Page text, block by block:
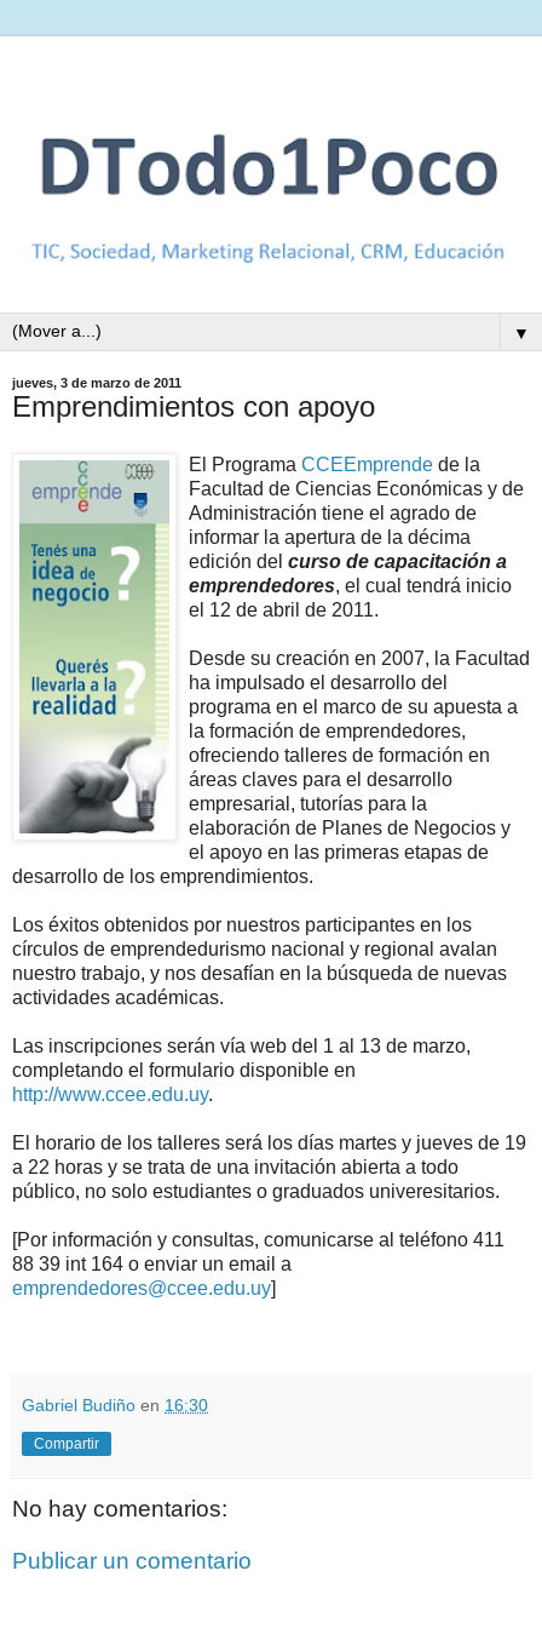
▼
jueves, 3 de marzo de 2011
Emprendimientos con apoyo
El Programa CCEEmprende de la
Facultad de Ciencias Económicas y de
Administración tiene el agrado de
informar la apertura de la décima
edición del curso de capacitación a
emprendedores, el cual tendrá inicio
el 12 de abril de 2011.
Desde su creación en 2007, la Facultad
ha impulsado el desarrollo del
programa en el marco de su apuesta a
la formación de emprendedores,
ofreciendo talleres de formación en
áreas claves para el desarrollo
empresarial, tutorías para la
elaboración de Planes de Negocios y
el apoyo en las primeras etapas de
desarrollo de los emprendimientos.
Los éxitos obtenidos por nuestros participantes en los
círculos de emprendedurismo nacional y regional avalan
nuestro trabajo, y nos desafían en la búsqueda de nuevas
actividades académicas.
Las inscripciones serán vía web del 1 al 13 de marzo,
completando el formulario disponible en
http://www.ccee.edu.uy.
El horario de los talleres será los días martes y jueves de 19
a 22 horas y se trata de una invitación abierta a todo
público, no solo estudiantes o graduados univeresitarios.
[Por información y consultas, comunicarse al teléfono 411
88 39 int 164 o enviar un email a
emprendedores@ccee.edu.uy]
Gabriel Budiño en 16:30
Compartir
No hay comentarios:
Publicar un comentario